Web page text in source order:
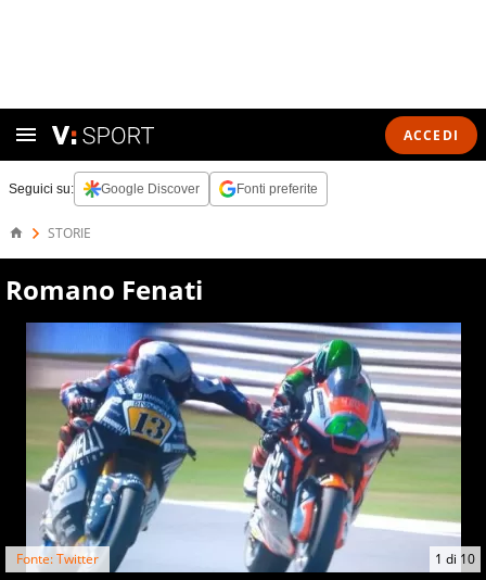
ACCEDI
Seguici su: Google Discover Fonti preferite
STORIE
Romano Fenati
1 di 10
Fonte: Twitter